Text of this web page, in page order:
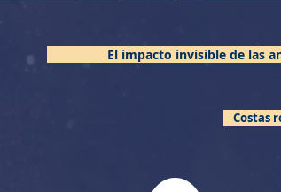
El impacto invisible de las
Costas